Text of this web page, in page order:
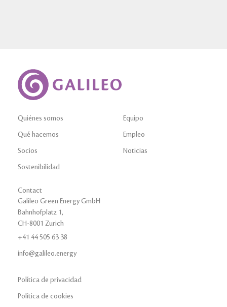
Quiénes somos
Qué hacemos
Socios
Sostenibilidad
Equipo
Empleo
Noticias
Contact
Galileo Green Energy GmbH
Bahnhofplatz 1,
CH-8001 Zurich
+41 44 505 63 38
info@galileo.energy
Política de privacidad
Política de cookies